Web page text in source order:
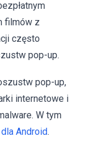
filmów z
często
pop-up.
pop-up,
internetowe i
W tym
Android.